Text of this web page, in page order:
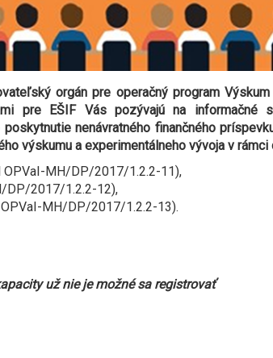
orgán pre operačný program
pre EŠIF Vás pozývajú na informačné
nenávratného finančného
výskumu a experimentálneho vývoja v rámci
OPVaI-MH/DP/2017/1.2.2-11),
DP/2017/1.2.2-12),
MH/DP/2017/1.2.2-13).
už nie je možné sa registrovať